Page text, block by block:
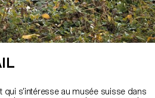
qui s’intéresse au musée suisse dans